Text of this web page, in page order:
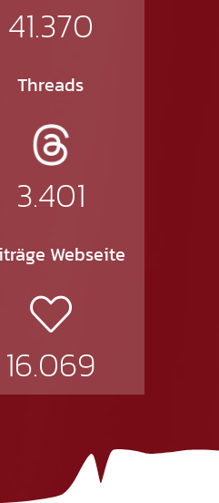
41.370
Threads
3.401
Webseite
16.069